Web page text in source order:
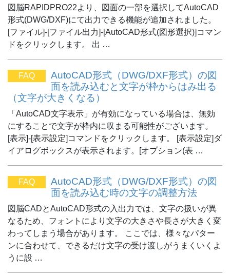
図脳RAPIDPRO22より、図面の一部を選択してAutoCAD
形式(DWG/DXF)にて出力できる機能が追加されました。
[ファイル]-[ファイル出力]-[AutoCAD形式(図形選択)]コマン
ドをクリックします。 出 …
FAQ
AutoCAD形式（DWG/DXF形式）の図
面を読み込むと文字が枠からはみ出る
（文字が大きくなる）
「AutoCAD文字表示」が有効になっている場合は、無効
にすることで文字が枠内に収まる可能性がございます。
[表示]-[表示設定]コマンドをクリックします。 [表示設定]ダ
イアログボックスが表示されます。[オプション(表 …
FAQ
AutoCAD形式（DWG/DXF形式）の図
面を読み込む時の文字の調整方法
図脳CADとAutoCAD形式の入出力では、文字の扱いが異
なるため、フォントにより文字の大きさや長さが大きく変
わってしまう場合があります。 ここでは、様々なパター
ンに合わせて、できるだけ文字の受け渡しがうまくいくよ
うに設 …